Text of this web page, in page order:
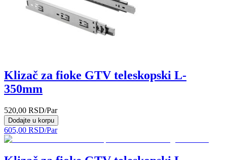
Klizač za fioke GTV teleskopski L-
350mm
520,00 RSD/Par
Dodajte u korpu
605,00 RSD/Par